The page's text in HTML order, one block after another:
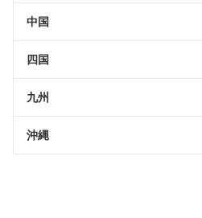
中国
四国
九州
沖縄